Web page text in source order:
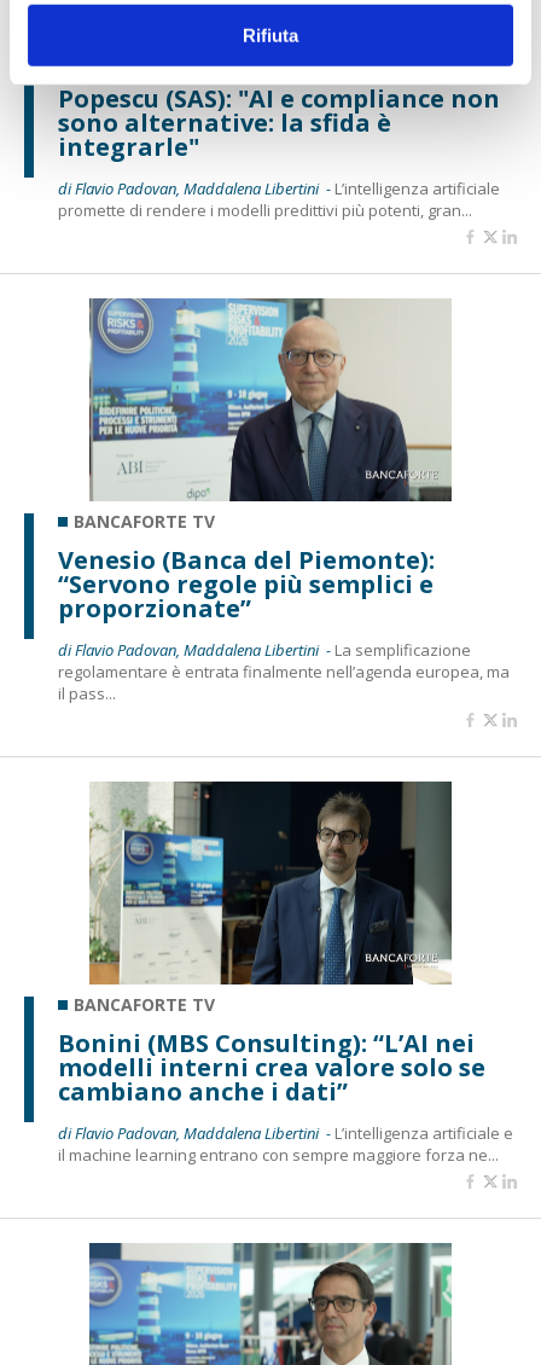
Rifiuta
BANCAFORTE TV
Popescu (SAS): "AI e compliance non
sono alternative: la sfida è
integrarle"
di Flavio Padovan, Maddalena Libertini - L’intelligenza artificiale
promette di rendere i modelli predittivi più potenti, gran...
BANCAFORTE TV
Venesio (Banca del Piemonte):
“Servono regole più semplici e
proporzionate”
di Flavio Padovan, Maddalena Libertini - La semplificazione
regolamentare è entrata finalmente nell’agenda europea, ma
il pass...
BANCAFORTE TV
Bonini (MBS Consulting): “L’AI nei
modelli interni crea valore solo se
cambiano anche i dati”
di Flavio Padovan, Maddalena Libertini - L’intelligenza artificiale e
il machine learning entrano con sempre maggiore forza ne...